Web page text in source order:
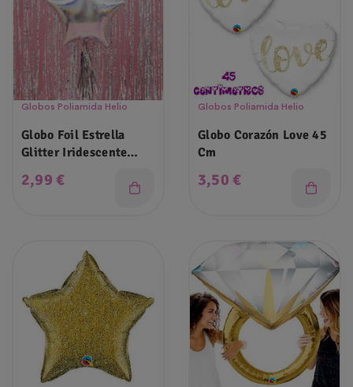
Globos Poliamida Helio
Globo Foil Estrella
Glitter Iridescente
Precio
2,99 €
Globos Poliamida Helio
Globo Corazón Love 45
Cm
Precio
3,50 €